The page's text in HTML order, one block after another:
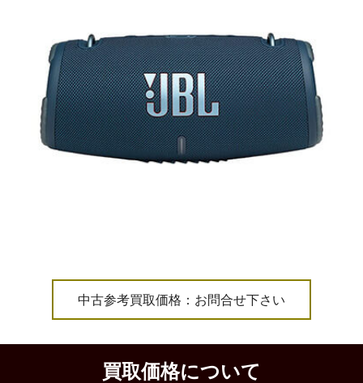
中古参考買取価格：お問合せ下さい
買取価格について